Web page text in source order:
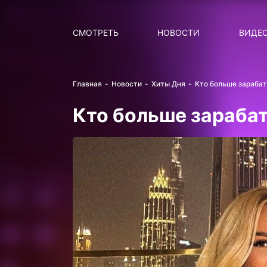
СМОТРЕТЬ НОВОСТИ
Главная Новости Хиты Дня Кто больше
Кто больше